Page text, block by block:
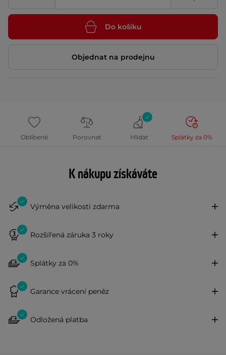
Do košíku
Objednat na prodejnu
Oblíbené Porovnat Hlídat Splátky za 0%
K nákupu získáváte
Výměna velikosti zdarma
Rozšířená záruka 3 roky
Splátky za 0%
Garance vrácení peněz
Odložená platba